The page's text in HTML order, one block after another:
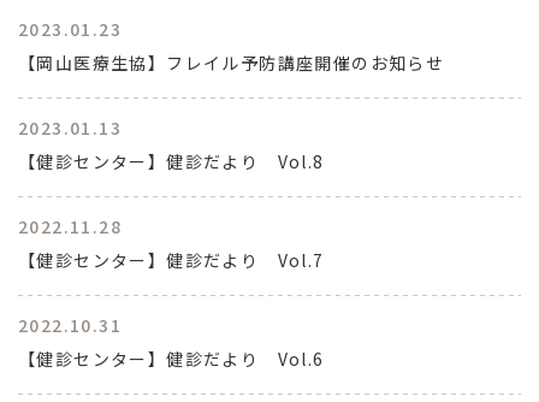
2023.01.23
【岡山医療生協】フレイル予防講座開催のお知らせ
2023.01.13
【健診センター】健診だより Vol.8
2022.11.28
【健診センター】健診だより Vol.7
2022.10.31
【健診センター】健診だより Vol.6